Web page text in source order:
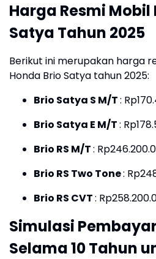
Harga Resmi Mobil
Satya Tahun 2025
Berikut ini merupakan harga
Honda Brio Satya tahun 2025:
Brio Satya S M/T:
Brio Satya E M/T:
Brio RS M/T:
Brio RS Two Tone:
Brio RS CVT:
Simulasi
Selama 10 Tahun